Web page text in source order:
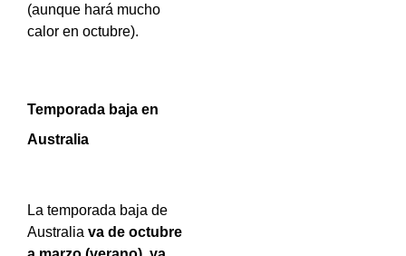
(aunque hará mucho
calor en octubre).
Temporada baja en
Australia
La temporada baja de
Australia va de octubre